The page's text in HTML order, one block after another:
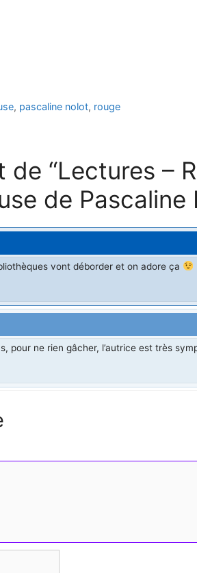
, pascaline nolot, rouge
“Lectures –
de Pascaline
vont déborder et on adore ça
pour ne rien gâcher, l’autrice est très